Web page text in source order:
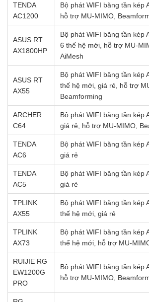
TENDA
AC1200
Bộ phát WIFI băng tần kép
hỗ trợ MU-MIMO,
ASUS RT
AX1800HP
Bộ phát WIFI băng tần kép
6 thế hệ mới, hỗ trợ MU-
AiMesh
ASUS RT
AX55
Bộ phát WIFI băng tần kép
thế hệ mới, giá rẻ, hỗ trợ
Beamforming
ARCHER
C64
Bộ phát WIFI băng tần kép
giá rẻ, hỗ trợ MU-MIMO,
TENDA
AC6
Bộ phát WIFI băng tần kép
giá rẻ
TENDA
AC5
Bộ phát WIFI băng tần kép
giá rẻ
TPLINK
AX55
Bộ phát WIFI băng tần kép
thế hệ mới, giá rẻ
TPLINK
AX73
Bộ phát WIFI băng tần kép
thế hệ mới, hỗ trợ MU-
RUIJIE RG
EW1200G
PRO
Bộ phát WIFI băng tần kép
hỗ trợ MU-MIMO,